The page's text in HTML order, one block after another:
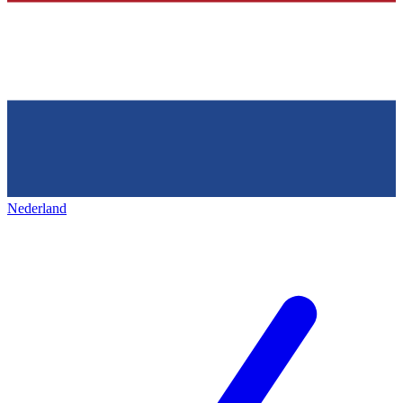
Nederland